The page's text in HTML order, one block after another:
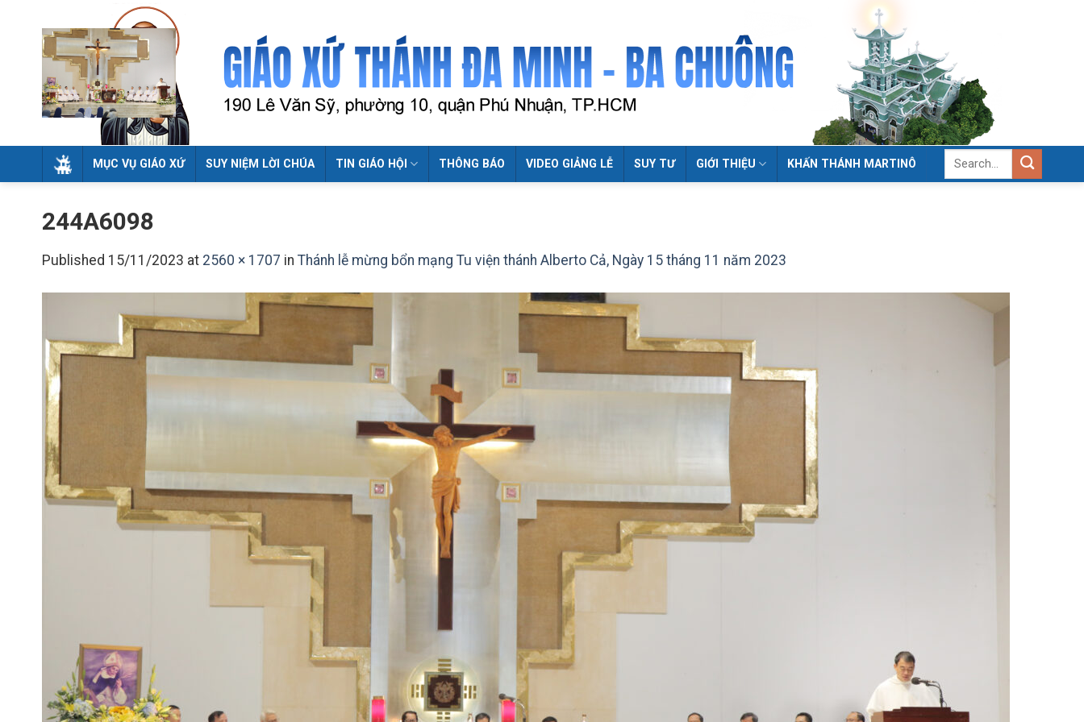
content
MỤC VỤ GIÁO XỨ SUY NIỆM LỜI CHÚA TIN GIÁO HỘI THÔNG BÁO VIDEO GIẢNG LỄ SUY TƯ GIỚI THIỆU KHẤN THÁNH MARTINÔ
244A6098
Published 15/11/2023 at 2560 × 1707 in Thánh lễ mừng bổn mạng Tu viện thánh Alberto Cả, Ngày 15 tháng 11 năm 2023